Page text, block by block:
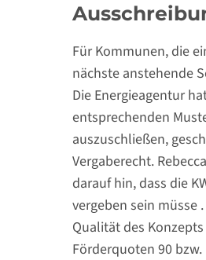
Für Kommunen, die
nächste anstehende
Die Energieagentur
entsprechenden
auszuschließen,
Vergaberecht.
darauf hin, dass die
vergeben sein müsse
Qualität des
Förderquoten 90